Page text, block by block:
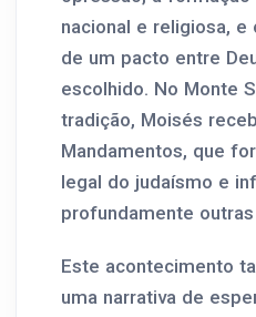
nacional e religiosa,
de um pacto entre
escolhido. No Monte
tradição, Moisés
Mandamentos, que
legal do judaísmo e
profundamente
Este acontecimento
uma narrativa de